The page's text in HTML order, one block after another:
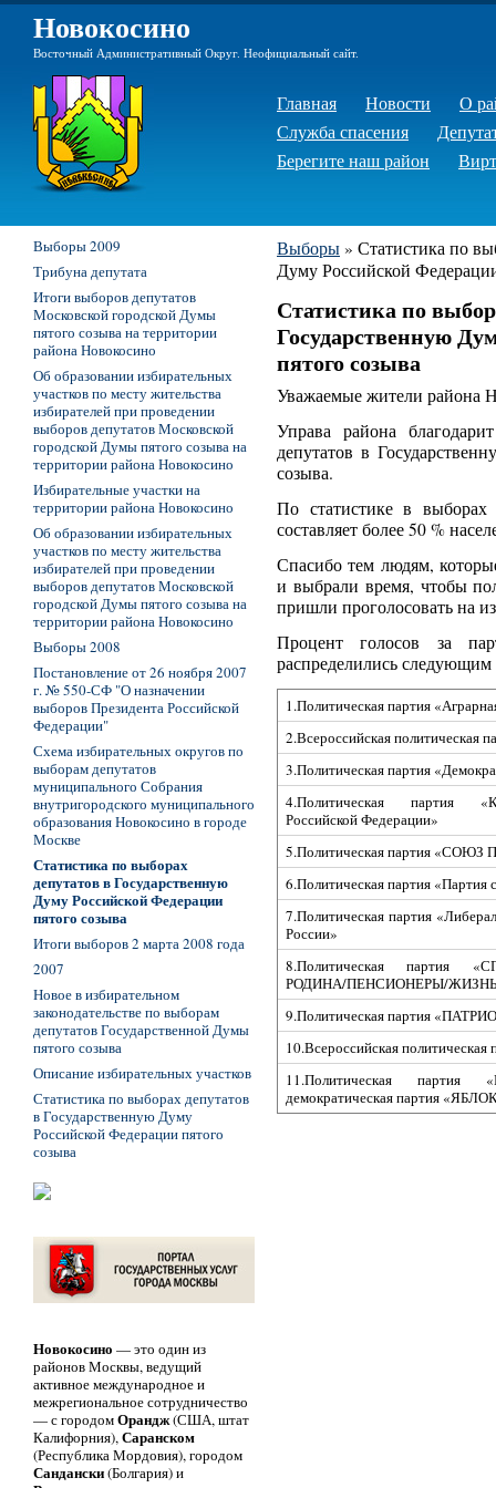
Новокосино
Восточный Административный Округ. Неофициальный сайт.
Главная Новости
О
Служба спасения
Берегите наш район
Выборы » Статистика по
Думу Российской
Статистика по
Государственную
пятого созыва
Уважаемые жители района
Управа района
депутатов в
созыва.
По статистике в
составляет более 50 %
Спасибо тем людям,
и выбрали время, чтобы
пришли проголосовать на
Процент голосов за
распределились следующим
1.Политическая партия
2.Всероссийская политическая
3.Политическая партия
4.Политическая партия
Российской Федерации»
5.Политическая партия
6.Политическая партия «Партия
7.Политическая партия
России»
8.Политическая партия
РОДИНА/ПЕНСИОНЕРЫ/
9.Политическая партия
10.Всероссийская
11.Политическая партия
демократическая партия
Выборы 2009
Трибуна депутата
Итоги выборов депутатов
Московской городской Думы
пятого созыва на территории
района Новокосино
Об образовании избирательных
участков по месту жительства
избирателей при проведении
выборов депутатов Московской
городской Думы пятого созыва на
территории района Новокосино
Избирательные участки на
территории района Новокосино
Об образовании избирательных
участков по месту жительства
избирателей при проведении
выборов депутатов Московской
городской Думы пятого созыва на
территории района Новокосино
Выборы 2008
Постановление от 26 ноября 2007
г. № 550-СФ "О назначении
выборов Президента Российской
Федерации"
Схема избирательных округов по
выборам депутатов
муниципального Собрания
внутригородского муниципального
образования Новокосино в городе
Москве
Статистика по выборах
депутатов в Государственную
Думу Российской Федерации
пятого созыва
Итоги выборов 2 марта 2008 года
2007
Новое в избирательном
законодательстве по выборам
депутатов Государственной Думы
пятого созыва
Описание избирательных участков
Статистика по выборах депутатов
в Государственную Думу
Российской Федерации пятого
созыва
Новокосино — это один из
районов Москвы, ведущий
активное международное и
межрегиональное сотрудничество
— с городомОрандж(США, штат
Калифорния),Саранском
(Республика Мордовия), городом
Сандански(Болгария) и